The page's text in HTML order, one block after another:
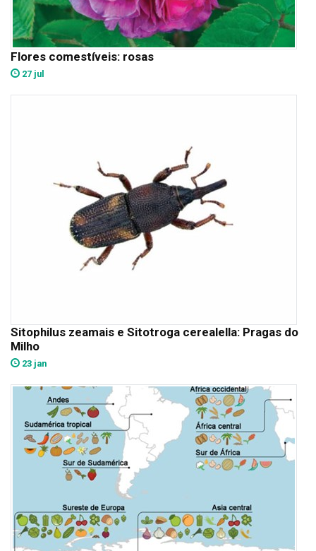
Flores comestíveis: rosas
27 jul
Sitophilus zeamais e Sitotroga cerealella: Pragas do
Milho
23 jan